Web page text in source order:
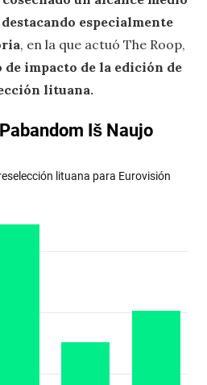
especialmente
, en la que actuó The Roop,
impacto de la edición de
lituana.